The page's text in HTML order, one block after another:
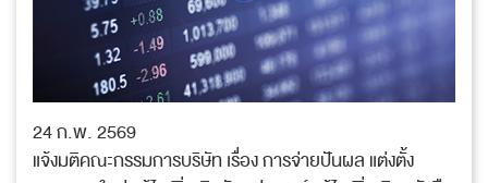
24 ก.พ. 2569
แจ้งมติคณะกรรมการบริษัท เรื่อง การจ่ายปันผล แต่งตั้ง